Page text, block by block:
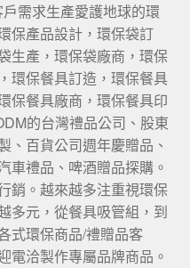
需求生產愛護地球的環
保產品設計，環保袋訂
生產，環保袋廠商，環保
環保餐具訂造，環保餐具
保餐具廠商，環保餐具印
的台灣禮品公司、股東
、百貨公司週年慶贈品、
車禮品、啤酒贈品探購。
銷。越來越多注重視環保
多元，從餐具吸管組，到
式環保商品/禮贈品客
電洽製作專屬品牌商品。